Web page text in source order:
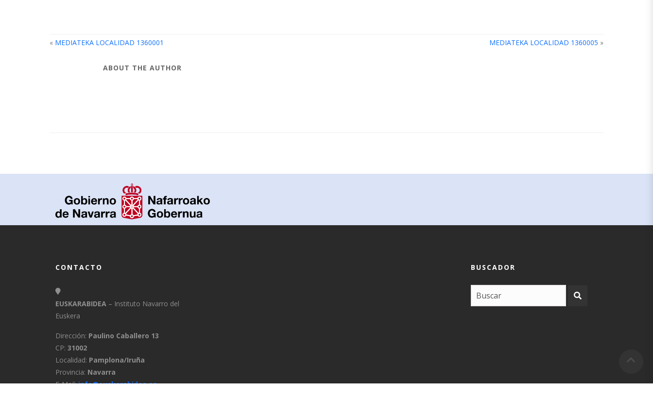
« MEDIATEKA LOCALIDAD 1360001 MEDIATEKA LOCALIDAD 1360005 »
ABOUT THE AUTHOR
CONTACTO
EUSKARABIDEA – Instituto Navarro del
Euskera
Dirección: Paulino Caballero 13
CP: 31002
Localidad: Pamplona/Iruña
Provincia: Navarra
E-Mail:info@euskarabidea.es
BUSCADOR